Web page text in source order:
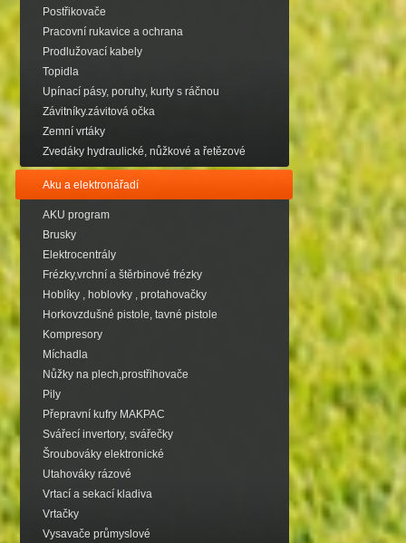
Postřikovače
Pracovní rukavice a ochrana
Prodlužovací kabely
Topidla
Upínací pásy, poruhy, kurty s ráčnou
Závitníky.závitová očka
Zemní vrtáky
Zvedáky hydraulické, nůžkové a řetězové
Aku a elektronářadí
AKU program
Brusky
Elektrocentrály
Frézky,vrchní a štěrbinové frézky
Hoblíky , hoblovky , protahovačky
Horkovzdušné pistole, tavné pistole
Kompresory
Míchadla
Nůžky na plech,prostřihovače
Pily
Přepravní kufry MAKPAC
Svářecí invertory, svářečky
Šroubováky elektronické
Utahováky rázové
Vrtací a sekací kladiva
Vrtačky
Vysavače průmyslové